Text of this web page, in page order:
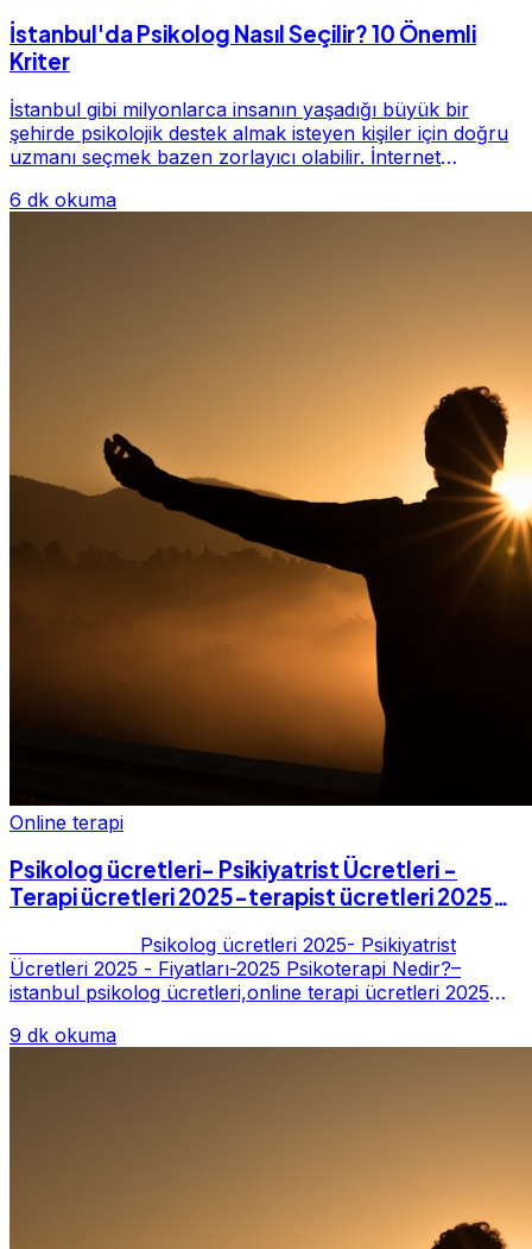
İstanbul'da Psikolog Nasıl Seçilir? 10 Önemli
Kriter
İstanbul gibi milyonlarca insanın yaşadığı büyük bir
şehirde psikolojik destek almak isteyen kişiler için doğru
uzmanı seçmek bazen zorlayıcı olabilir. İnternet
6 dk okuma
Online terapi
Psikolog ücretleri- Psikiyatrist Ücretleri -
Terapi ücretleri 2025-terapist ücretleri 2025-
Psikolog ücretleri 2025- Psikiyatrist
Ücretleri 2025 - Fiyatları-2025 Psikoterapi Nedir?–
istanbul psikolog ücretleri,online terapi ücretleri 2025
9 dk okuma